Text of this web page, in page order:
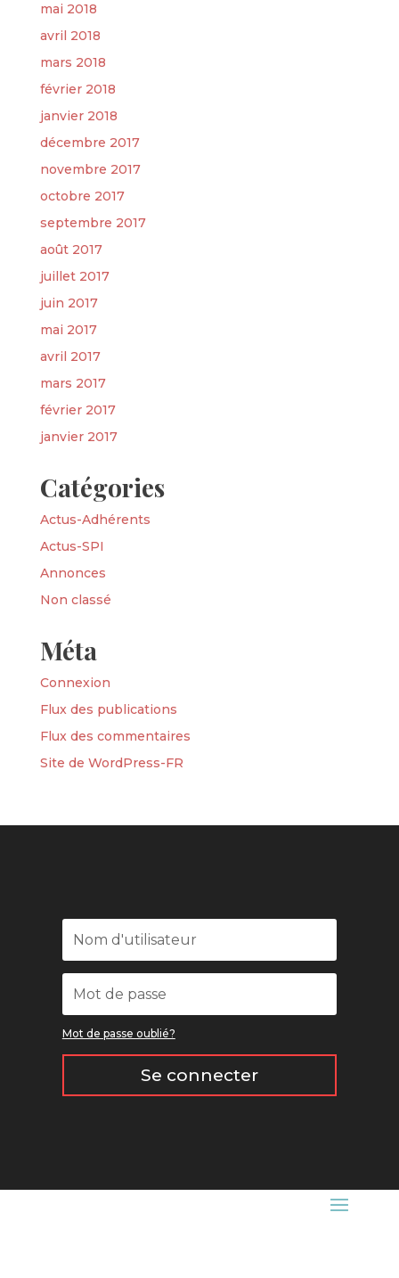
mai 2018
avril 2018
mars 2018
février 2018
janvier 2018
décembre 2017
novembre 2017
octobre 2017
septembre 2017
août 2017
juillet 2017
juin 2017
mai 2017
avril 2017
mars 2017
février 2017
janvier 2017
Catégories
Actus-Adhérents
Actus-SPI
Annonces
Non classé
Méta
Connexion
Flux des publications
Flux des commentaires
Site de WordPress-FR
Mot de passe oublié?
Se connecter